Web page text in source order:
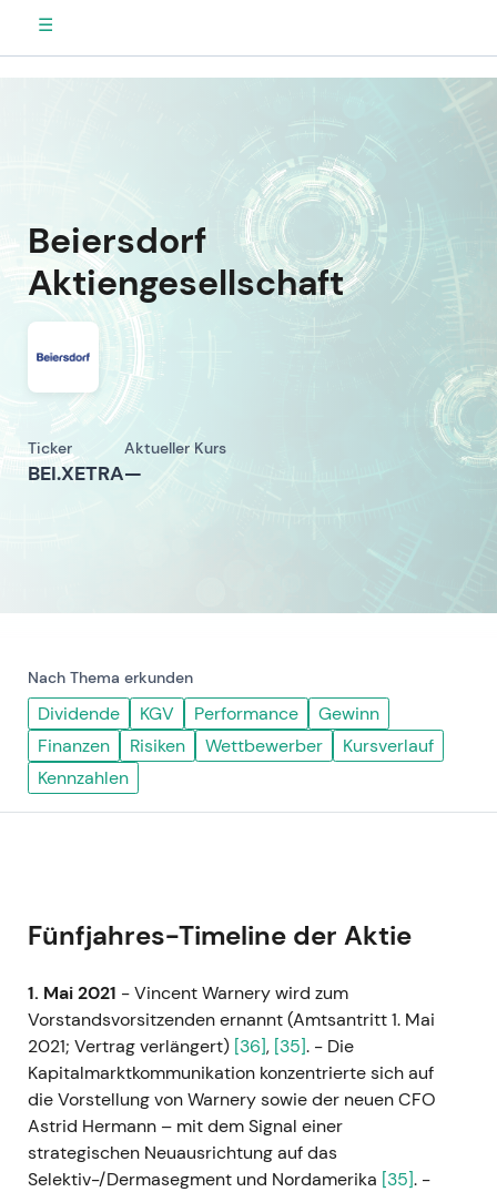
☰
Beiersdorf
Aktiengesellschaft
Ticker
BEI.XETRA
Aktueller Kurs
—
Nach Thema erkunden
Dividende KGV Performance
Gewinn
Finanzen
Risiken Wettbewerber
Kursverlauf
Kennzahlen
Fünfjahres-Timeline der Aktie
1. Mai 2021 - Vincent Warnery wird zum
Vorstandsvorsitzenden ernannt (Amtsantritt 1. Mai
2021; Vertrag verlängert) [36], [35]. - Die
Kapitalmarktkommunikation konzentrierte sich auf
die Vorstellung von Warnery sowie der neuen CFO
Astrid Hermann – mit dem Signal einer
strategischen Neuausrichtung auf das
Selektiv-/Dermasegment und Nordamerika [35]. -